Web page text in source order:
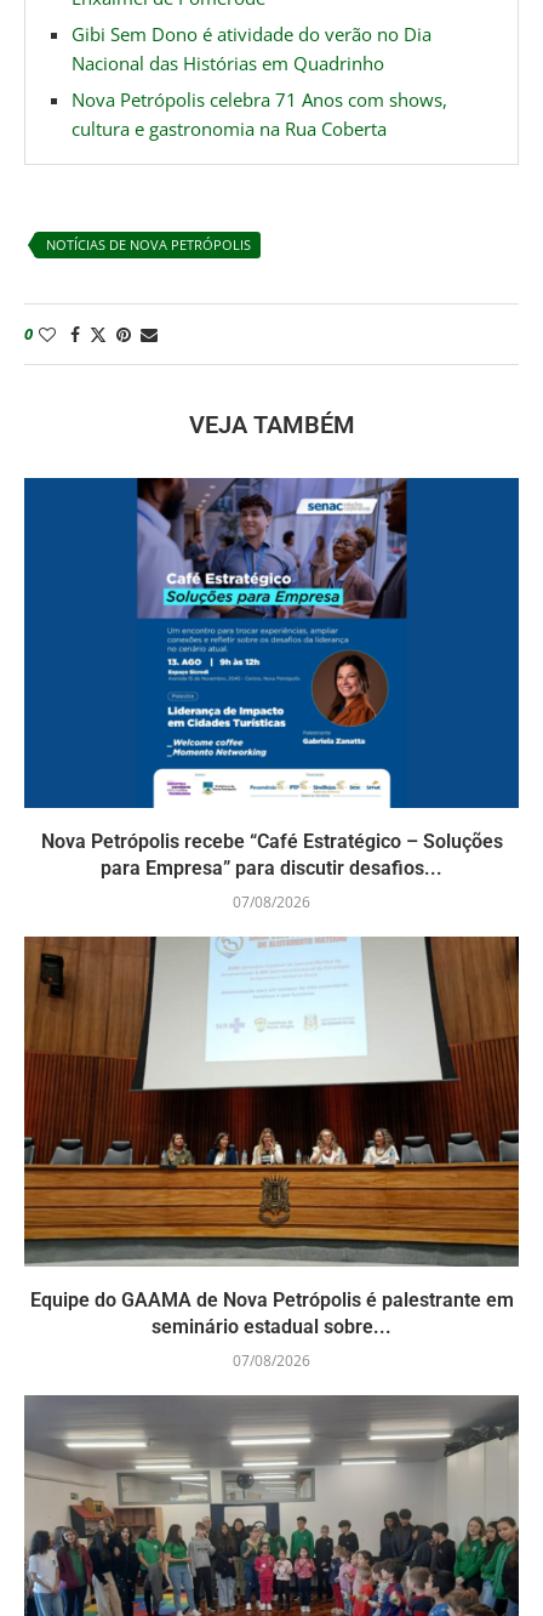
Gibi Sem Dono é atividade do verão no Dia
Nacional das Histórias em Quadrinho
Nova Petrópolis celebra 71 Anos com shows,
cultura e gastronomia na Rua Coberta
NOTÍCIAS DE NOVA PETRÓPOLIS
0
VEJA TAMBÉM
Nova Petrópolis recebe “Café Estratégico – Soluções
para Empresa” para discutir desafios...
07/08/2026
Equipe do GAAMA de Nova Petrópolis é palestrante em
seminário estadual sobre...
07/08/2026